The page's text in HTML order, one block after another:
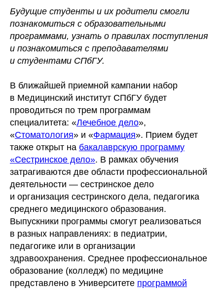
Будущие студенты и их родители смогли
познакомиться с образовательными
программами, узнать о правилах поступления
и познакомиться с преподавателями
и студентами СПбГУ.
В ближайшей приемной кампании набор
в Медицинский институт СПбГУ будет
проводиться по трем программам
специалитета: «Лечебное дело»,
«Стоматология» и «Фармация». Прием будет
также открыт на бакалаврскую программу
«Сестринское дело». В рамках обучения
затрагиваются две области профессиональной
деятельности — сестринское дело
и организация сестринского дела, педагогика
среднего медицинского образования.
Выпускники программы смогут реализоваться
в разных направлениях: в педиатрии,
педагогике или в организации
здравоохранения. Среднее профессиональное
образование (колледж) по медицине
представлено в Университете программой